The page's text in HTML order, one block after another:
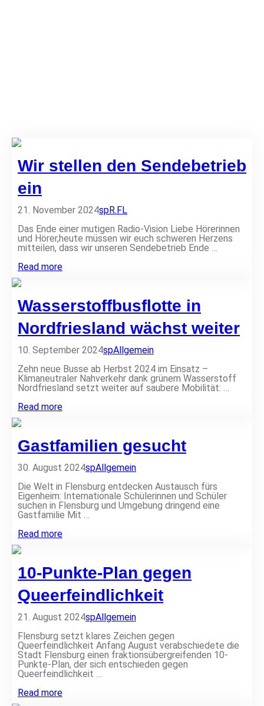
Wir stellen den Sendebetrieb
ein
21. November 2024spR.FL
Das Ende einer mutigen Radio-Vision Liebe Hörerinnen
und Hörer,heute müssen wir euch schweren Herzens
mitteilen, dass wir unseren Sendebetrieb Ende …
Read moreW
t
e
l
l
n
e
n
S
n
e
t
r
e
b
e
i
n
Wasserstoffbusflotte in
Nordfriesland wächst weiter
10. September 2024spAllgemein
Zehn neue Busse ab Herbst 2024 im Einsatz –
Klimaneutraler Nahverkehr dank grünem Wasserstoff
Nordfriesland setzt weiter auf saubere Mobilität: …
Read moreW
e
r
s
t
o
f
f
b
u
f
t
t
i
n
N
o
r
d
f
r
i
e
l
Gastfamilien gesucht
30. August 2024spAllgemein
Die Welt in Flensburg entdecken Austausch fürs
Eigenheim: Internationale Schülerinnen und Schüler
suchen in Flensburg und Umgebung dringend eine
Gastfamilie Mit …
Read moreG
f
a
m
i
n
g
e
s
u
h
10-Punkte-Plan gegen
Queerfeindlichkeit
21. August 2024spAllgemein
Flensburg setzt klares Zeichen gegen
Queerfeindlichkeit Anfang August verabschiedete die
Stadt Flensburg einen fraktionsübergreifenden 10-
Punkte-Plan, der sich entschieden gegen
Queerfeindlichkeit …
Read more1